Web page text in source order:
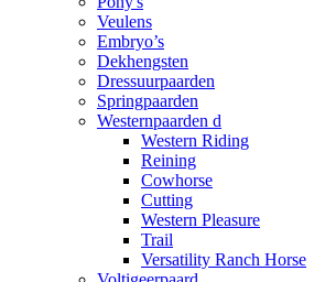
Veulens
Embryo’s
Dekhengsten
Dressuurpaarden
Springpaarden
Westernpaarden d
Western Riding
Reining
Cowhorse
Cutting
Western Pleasure
Trail
Versatility Ranch Horse